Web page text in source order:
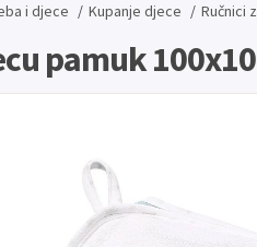
i djece / Kupanje djece / Ručnici
pamuk